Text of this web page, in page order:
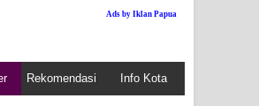
Ads by Iklan Papua
Rekomendasi Info Kota